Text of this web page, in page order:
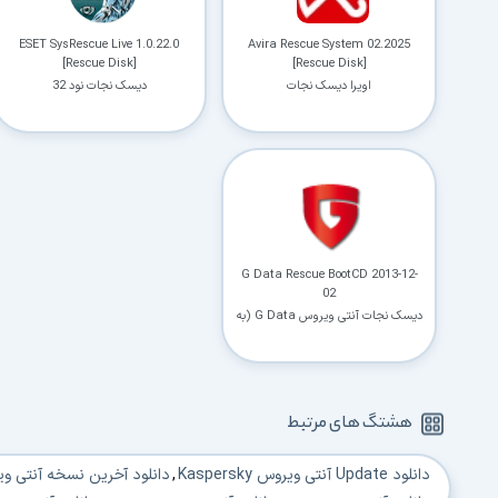
Avira Rescue System 02.2025
[Rescue Disk]
اویرا دیسک نجات
ESET SysRescue Live 1.0.22.0
[Rescue Disk]
دیسک نجات نود 32
G Data Rescue BootCD 2013-12-
02
دیسک نجات آنتی ویروس G Data (به
هشتگ های مرتبط
دانلود Update آنتی ویروس Kaspersky‌ ,دانلود آخرین نسخه آنتی